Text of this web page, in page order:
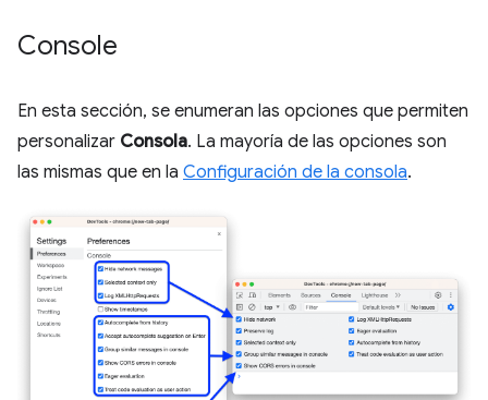
Console
En esta sección, se enumeran las opciones que permiten
personalizar Consola. La mayoría de las opciones son
las mismas que en la Configuración de la consola.